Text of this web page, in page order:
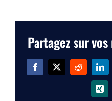
Partagez sur
Facebook
X Reddit
Xing